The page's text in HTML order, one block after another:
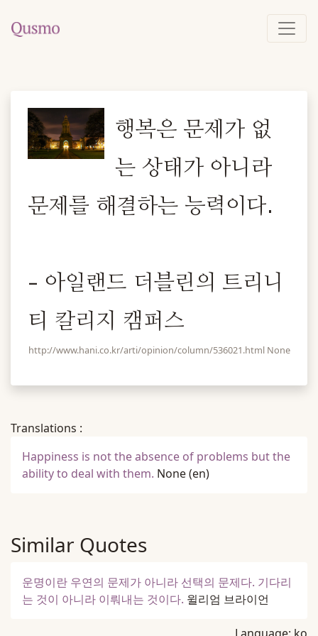
행복은 문제가 없
는 상태가 아니라
문제를 해결하는 능력이다.
- 아일랜드 더블린의 트리니
티 칼리지 캠퍼스
http://www.hani.co.kr/arti/opinion/column/536021.html None
Translations :
Happiness is not the absence of problems but the
ability to deal with them. None(en)
Similar Quotes
운명이란 우연의 문제가 아니라 선택의 문제다. 기다리
는 것이 아니라 이뤄내는 것이다. 윌리엄 브라이언